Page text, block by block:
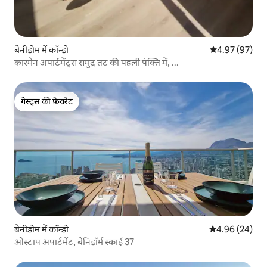
बेनीडोम में कॉन्डो औसत रेटिंग 5 में
4.97 (97)
कारमेन अपार्टमेंट्स समुद्र तट की पहली पंक्ति में, ...
गेस्ट्स की फ़ेवरेट
गेस्ट्स की फ़ेवरेट
बेनीडोम में कॉन्डो औसत रेटिंग 5 में
4.96 (24)
ओस्टाप अपार्टमेंट, बेनिडॉर्म स्काई 37